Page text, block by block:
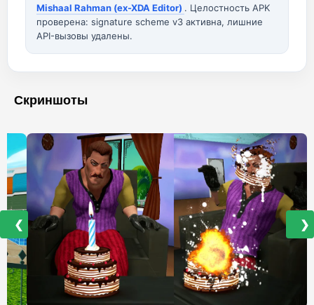
Mishaal Rahman (ex-XDA Editor) . Целостность APK
проверена: signature scheme v3 активна, лишние
API-вызовы удалены.
Скриншоты
❮ ❯